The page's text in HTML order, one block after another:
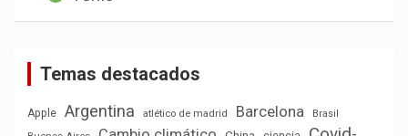
Temas destacados
Apple Argentina atlético de madrid Barcelona
Brasil